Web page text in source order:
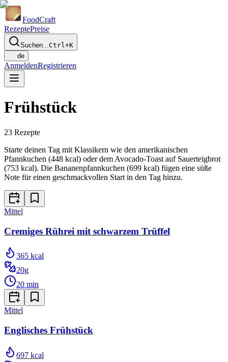
FoodCraft
RezeptePreise
Suchen...Ctrl+K
de
AnmeldenRegistrieren
Frühstück
23 Rezepte
Starte deinen Tag mit Klassikern wie den amerikanischen
Pfannkuchen (448 kcal) oder dem Avocado-Toast auf Sauerteigbrot
(753 kcal). Die Bananenpfannkuchen (699 kcal) fügen eine süße
Note für einen geschmackvollen Start in den Tag hinzu.
Mittel
Cremiges Rührei mit schwarzem Trüffel
365 kcal
20g
20 min
Mittel
Englisches Frühstück
697 kcal